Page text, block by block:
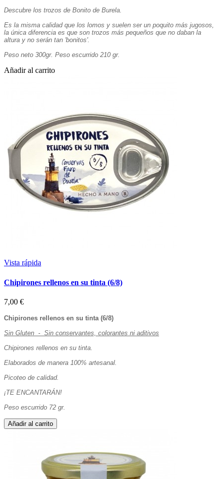
Descubre los trozos de Bonito de Burela.
Es la misma calidad que los lomos y suelen ser un poquito más jugosos,
la única diferencia es que son trozos más pequeños que no daban la
altura y no serán tan 'bonitos'.
Peso neto 300gr. Peso escurrido 210 gr.
Añadir al carrito
Vista rápida
Chipirones rellenos en su tinta (6/8)
7,00 €
Chipirones rellenos en su tinta (6/8)
Sin Gluten - Sin conservantes, colorantes ni aditivos
Chipirones rellenos en su tinta.
Elaborados de manera 100% artesanal.
Picoteo de calidad.
¡TE ENCANTARÁN!
Peso escurrido 72 gr.
Añadir al carrito